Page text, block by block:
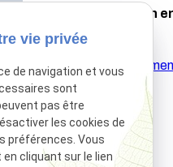
Afficher le plan
Afficher la
vie privée
de navigation et vous
sont
pas être
les cookies de
préférences. Vous
cliquant sur le lien